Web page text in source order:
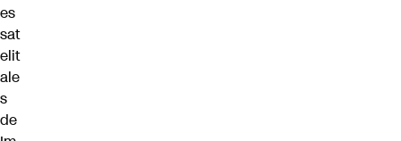
es
sat
elit
ale
s
de